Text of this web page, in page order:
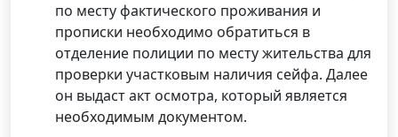
по месту фактического проживания и
прописки необходимо обратиться в
отделение полиции по месту жительства для
проверки участковым наличия сейфа. Далее
он выдаст акт осмотра, который является
необходимым документом.